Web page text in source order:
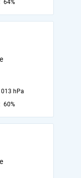
64%
hPa
60%